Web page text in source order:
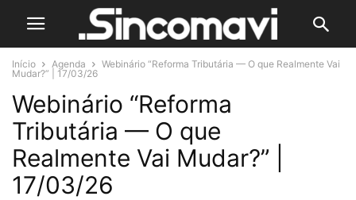
Início Agenda
Webinário “Reforma Tributária — O que Realmente Vai
Mudar?” | 17/03/26
Webinário “Reforma
Tributária — O que
Realmente Vai Mudar?” |
17/03/26